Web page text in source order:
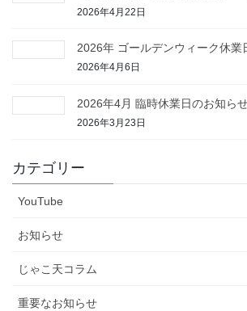
2026年4月22日
2026年 ゴールデンウィーク休業
2026年4月6日
2026年4月 臨時休業日のお知ら
2026年3月23日
カテゴリー
YouTube
お知らせ
じゃこ天コラム
重要なお知らせ